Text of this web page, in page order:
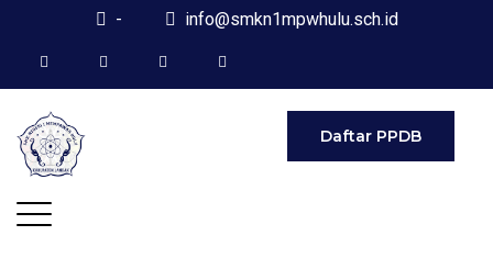
- info@smkn1mpwhulu.sch.id
Daftar PPDB